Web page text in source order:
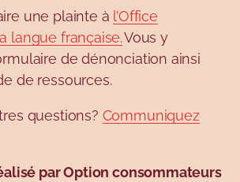
une plainte à l’Office
langue française.Vous y
de dénonciation ainsi
de ressources.
questions? Communiquez
par Option consommateurs